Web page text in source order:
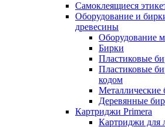
Самоклеящиеся
Оборудование и
древесины
Оборудование
Бирки
Пластиковые
Пластиковые
кодом
Металлические
Деревянные
Картриджи Primera
Картриджи для